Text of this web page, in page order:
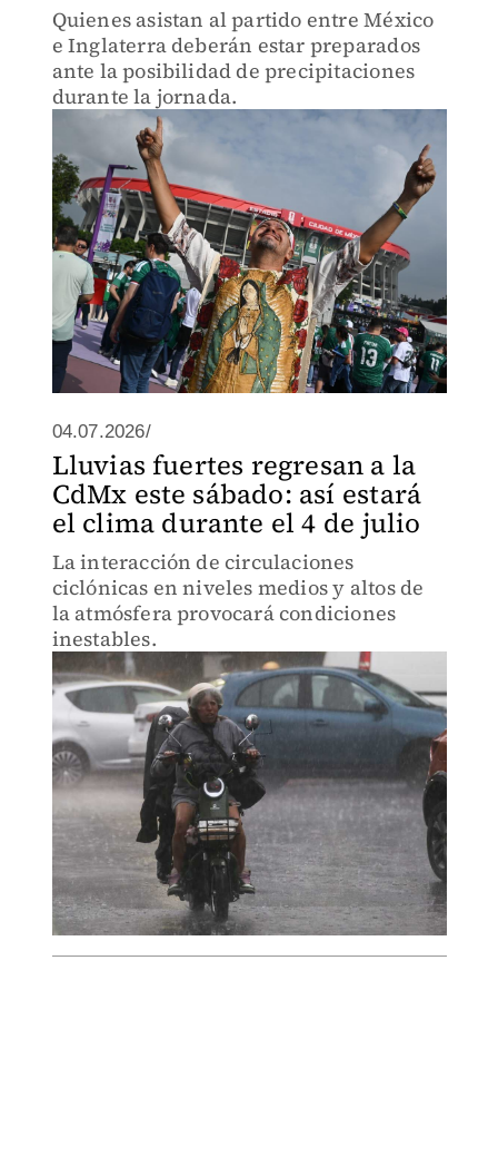
Quienes asistan al partido entre México
e Inglaterra deberán estar preparados
ante la posibilidad de precipitaciones
durante la jornada.
04.07.2026/
Lluvias fuertes regresan a la
CdMx este sábado: así estará
el clima durante el 4 de julio
La interacción de circulaciones
ciclónicas en niveles medios y altos de
la atmósfera provocará condiciones
inestables.